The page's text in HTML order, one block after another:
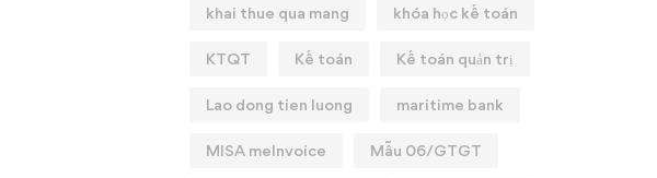
khai thue qua mang khóa học kế toán
KTQT Kế toán Kế toán quản trị
Lao dong tien luong maritime bank
MISA meInvoice Mẫu 06/GTGT